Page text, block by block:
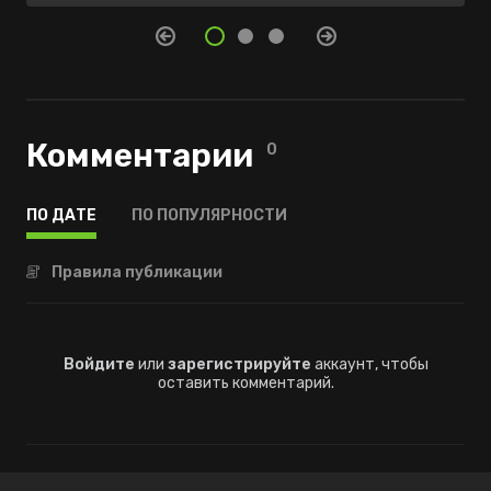
Комментарии 0
ПО ДАТЕ ПО ПОПУЛЯРНОСТИ
Правила публикации
Войдите или зарегистрируйте аккаунт, чтобы
оставить комментарий.